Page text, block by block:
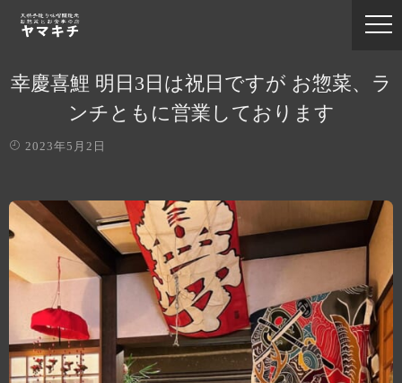
幸慶喜鯉 明日3日は祝日ですが お惣菜、ラ
ンチともに営業しております
2023年5月2日